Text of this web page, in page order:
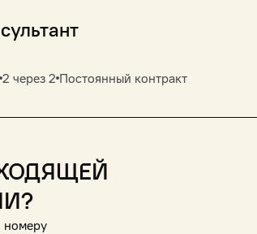
2 через 2 Постоянный контракт
номеру